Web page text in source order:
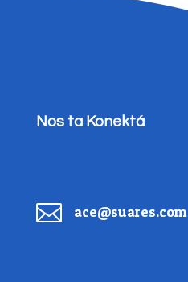
Nos ta Konektá
 ace@suares.com